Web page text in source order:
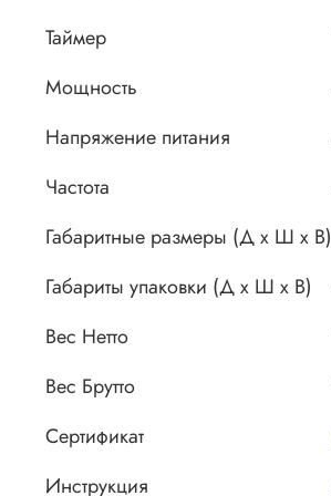
Таймер
Мощность
Напряжение питания
Частота
Габаритные размеры (Д х Ш х В)
Габариты упаковки (Д х Ш х В)
Вес Нетто
Вес Брутто
Сертификат
Инструкция